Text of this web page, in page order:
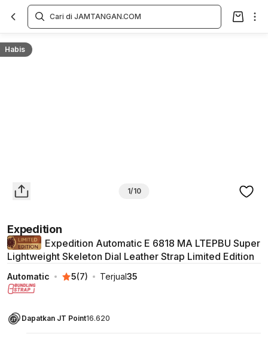
Habis
1/10
Expedition
Expedition Automatic E 6818 MA LTEPBU Super
Lightweight Skeleton Dial Leather Strap Limited Edition
Automatic 5(7) Terjual35
Dapatkan JT Point16.620
Overview